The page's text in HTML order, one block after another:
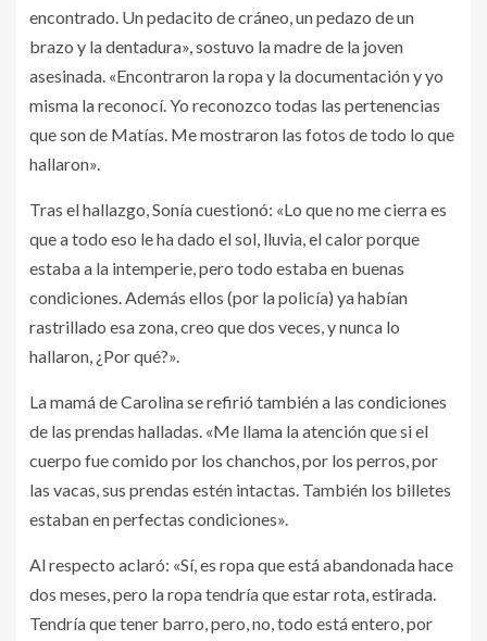
encontrado. Un pedacito de cráneo, un pedazo de un
brazo y la dentadura», sostuvo la madre de la joven
asesinada. «Encontraron la ropa y la documentación y yo
misma la reconocí. Yo reconozco todas las pertenencias
que son de Matías. Me mostraron las fotos de todo lo que
hallaron».
Tras el hallazgo, Sonía cuestionó: «Lo que no me cierra es
que a todo eso le ha dado el sol, lluvia, el calor porque
estaba a la intemperie, pero todo estaba en buenas
condiciones. Además ellos (por la policía) ya habían
rastrillado esa zona, creo que dos veces, y nunca lo
hallaron, ¿Por qué?».
La mamá de Carolina se refirió también a las condiciones
de las prendas halladas. «Me llama la atención que si el
cuerpo fue comido por los chanchos, por los perros, por
las vacas, sus prendas estén intactas. También los billetes
estaban en perfectas condiciones».
Al respecto aclaró: «Sí, es ropa que está abandonada hace
dos meses, pero la ropa tendría que estar rota, estirada.
Tendría que tener barro, pero, no, todo está entero, por